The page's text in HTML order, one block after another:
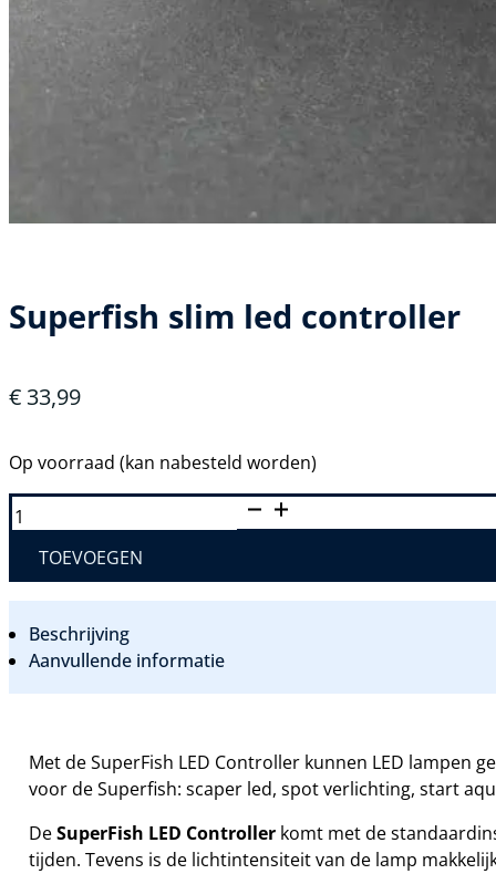
Superfish slim led controller
€ 33,99
Op voorraad (kan nabesteld worden)
SUPERFISH
SLIM
CONTROLLER
TOEVOEGEN
Beschrijving
Aanvullende informatie
Met de SuperFish LED Controller kunnen LED lampen
voor de Superfish: scaper led, spot verlichting, start
DeSuperFish LED Controllerkomt met de
tijden. Tevens is de lichtintensiteit van de lamp